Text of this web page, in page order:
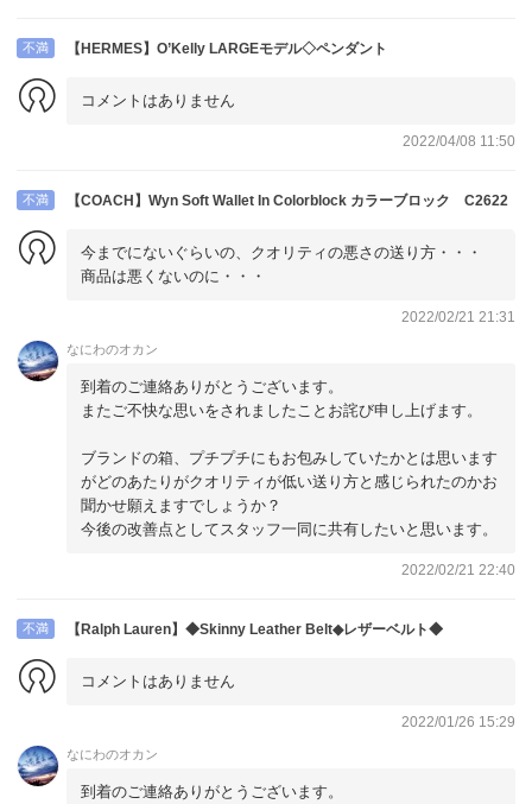
不満 【HERMES】O’Kelly LARGEモデル◇ペンダント
コメントはありません
2022/04/08 11:50
不満 【COACH】Wyn Soft Wallet In Colorblock カラーブロック C2622
今までにないぐらいの、クオリティの悪さの送り方・・・
商品は悪くないのに・・・
2022/02/21 21:31
なにわのオカン
到着のご連絡ありがとうございます。
またご不快な思いをされましたことお詫び申し上げます。
ブランドの箱、プチプチにもお包みしていたかとは思います
がどのあたりがクオリティが低い送り方と感じられたのかお
聞かせ願えますでしょうか？
今後の改善点としてスタッフ一同に共有したいと思います。
2022/02/21 22:40
不満 【Ralph Lauren】◆Skinny Leather Belt◆レザーベルト◆
コメントはありません
2022/01/26 15:29
なにわのオカン
到着のご連絡ありがとうございます。